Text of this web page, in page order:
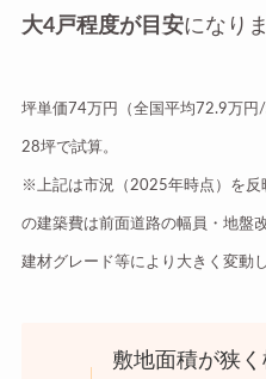
大4戸程度が目安になり
坪単価74万円（全国平均72.9万
28坪で試算。
※上記は市況（2025年時点）を反
の建築費は前面道路の幅員・地盤
建材グレード等により大きく変動し
敷地面積が狭